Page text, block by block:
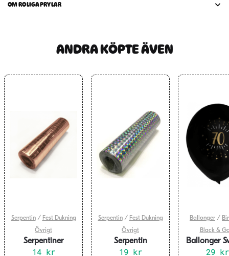
OM ROLIGAPRYLAR
ANDRA KÖPTE ÄVEN
Serpentin/ Fest Dukning
Övrigt
Serpentiner
metallic – roseguld
14 kr
Serpentin/ Fest Dukning
Övrigt
Serpentin
Holografisk Silver
19 kr
Ballonger /
Black &
Ballonger
Guld 70 år,
29 kr